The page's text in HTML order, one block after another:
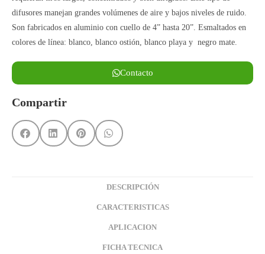
difusores manejan grandes volúmenes de aire y bajos niveles de ruido.
Son fabricados en aluminio con cuello de 4” hasta 20”. Esmaltados en
colores de línea: blanco, blanco ostión, blanco playa y negro mate.
Contacto
Compartir
DESCRIPCIÓN
CARACTERISTICAS
APLICACION
FICHA TECNICA